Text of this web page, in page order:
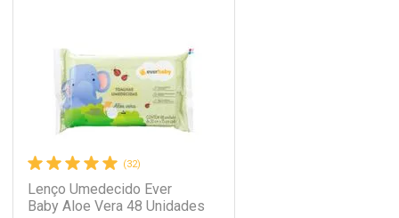
(32)
Lenço Umedecido Ever
Baby Aloe Vera 48 Unidades